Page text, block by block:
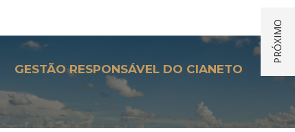
GESTÃO RESPONSÁVEL DO CIANETO